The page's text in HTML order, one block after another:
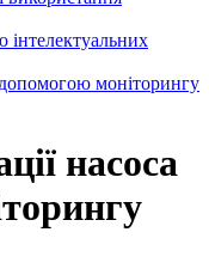
допомогою моніторингу
насоса